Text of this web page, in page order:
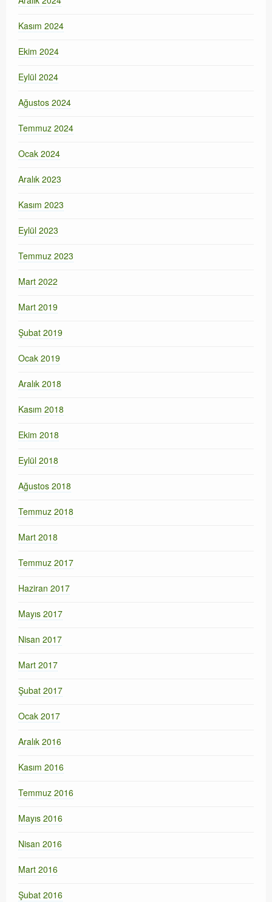
Kasım 2024
Ekim 2024
Eylül 2024
Ağustos 2024
Temmuz 2024
Ocak 2024
Aralık 2023
Kasım 2023
Eylül 2023
Temmuz 2023
Mart 2022
Mart 2019
Şubat 2019
Ocak 2019
Aralık 2018
Kasım 2018
Ekim 2018
Eylül 2018
Ağustos 2018
Temmuz 2018
Mart 2018
Temmuz 2017
Haziran 2017
Mayıs 2017
Nisan 2017
Mart 2017
Şubat 2017
Ocak 2017
Aralık 2016
Kasım 2016
Temmuz 2016
Mayıs 2016
Nisan 2016
Mart 2016
Şubat 2016